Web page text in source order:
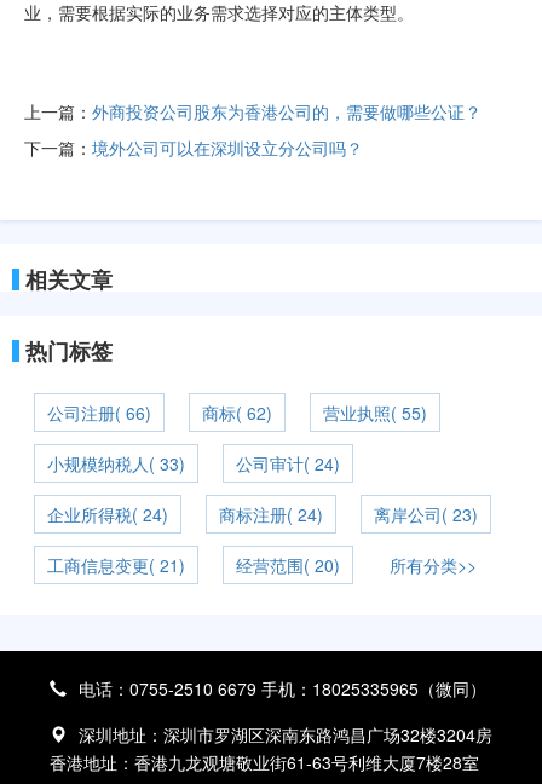
业，需要根据实际的业务需求选择对应的主体类型。
上一篇： 外商投资公司股东为香港公司的，需要做哪些公证？
下一篇： 境外公司可以在深圳设立分公司吗？
相关文章
热门标签
公司注册( 66) 商标( 62) 营业执照( 55)
小规模纳税人( 33) 公司审计( 24)
企业所得税( 24) 商标注册( 24) 离岸公司( 23)
工商信息变更( 21) 经营范围( 20) 所有分类>>
电话：0755-2510 6679 手机：18025335965（微同）
深圳地址：深圳市罗湖区深南东路鸿昌广场32楼3204房
香港地址：香港九龙观塘敬业街61-63号利维大厦7楼28室